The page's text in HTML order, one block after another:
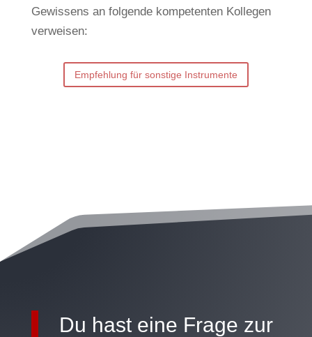
Gewissens an folgende kompetenten Kollegen
verweisen:
Empfehlung für sonstige Instrumente
Du hast eine Frage zur